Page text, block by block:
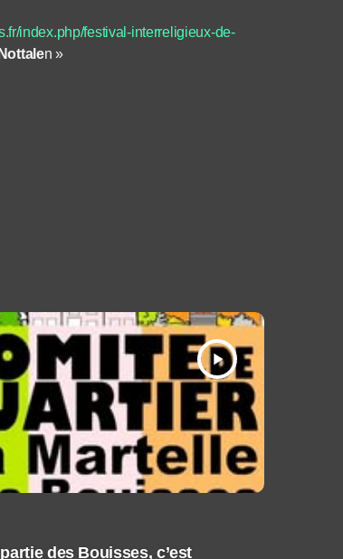
index.php/festival-interreligieux-de-
n »
play_arrow
des Bouisses, c’est